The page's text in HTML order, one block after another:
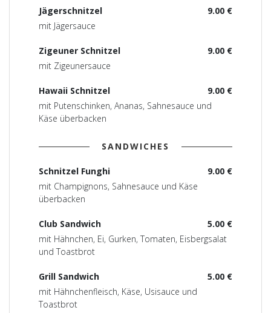
9.00 €
Jägerschnitzel
mit Jägersauce
9.00 €
Zigeuner Schnitzel
mit Zigeunersauce
9.00 €
Hawaii Schnitzel
mit Putenschinken, Ananas, Sahnesauce und
Käse überbacken
SANDWICHES
9.00 €
Schnitzel Funghi
mit Champignons, Sahnesauce und Käse
überbacken
5.00 €
Club Sandwich
mit Hähnchen, Ei, Gurken, Tomaten, Eisbergsalat
und Toastbrot
5.00 €
Grill Sandwich
mit Hähnchenfleisch, Käse, Usisauce und
Toastbrot